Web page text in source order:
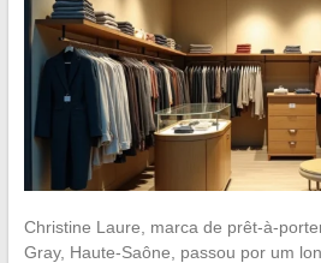
Christine Laure, marca de prêt-à-
Gray, Haute-Saône, passou por um